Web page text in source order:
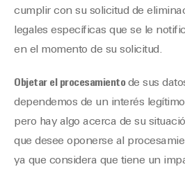
cumplir con su solicitud de
legales específicas que se le
en el momento de su solicitud.
Objetar el procesamientode sus
dependemos de un interés
pero hay algo acerca de su
que desee oponerse al
ya que considera que tiene un